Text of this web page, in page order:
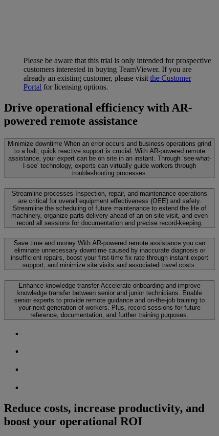
Please be aware that this trial is only intended for prospective
customers interested in buying TeamViewer. If you are
already an existing customer, please visit the Customer
Portal for licensing options.
Drive operational efficiency with AR-
powered remote assistance
Minimize downtime When an error occurs and business operations grind
to a halt, quick reactive support is crucial. With AR-powered remote
assistance, your expert can be on site in an instant. Through ‘see-what-
I-see’ technology, experts can virtually guide workers through
troubleshooting processes.
Streamline processes Inspection, repair, and maintenance operations
are critical for overall equipment effectiveness (OEE) and safety.
Streamline the scheduling of future maintenance to extend the life of
machinery, organize parts delivery ahead of an on-site visit, and even
record all sessions for documentation and precise record-keeping.
Save time and money With AR-powered remote assistance you can
eliminate unnecessary downtime caused by inaccurate diagnosis or
insufficient repairs, boost your first-time fix rate through instant expert
support, and minimize site visits and associated travel costs.
Enhance knowledge transfer Accelerate onboarding and improve
knowledge transfer between senior and junior technicians. Enable
senior experts to provide remote guidance and on-the-job training to
your next generation of workers. Plus, record sessions for future
reference, documentation, and further training purposes.
Reduce costs, increase productivity, and
boost your operational ROI